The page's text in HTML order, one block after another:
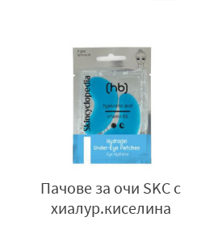
Пачове за очи SKC с
хиалур.киселина